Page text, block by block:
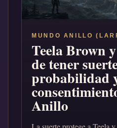
MUNDO ANILLO
Teela Brown
de tener
probabilidad
Anillo